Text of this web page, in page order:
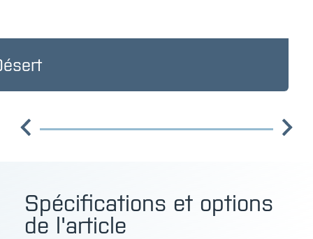
Spécifications et options
de l'article